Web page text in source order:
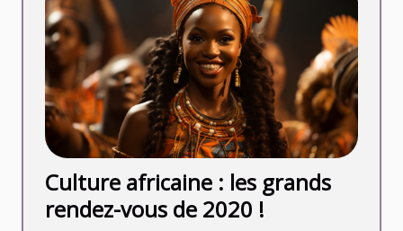
Culture africaine : les grands
rendez-vous de 2020 !